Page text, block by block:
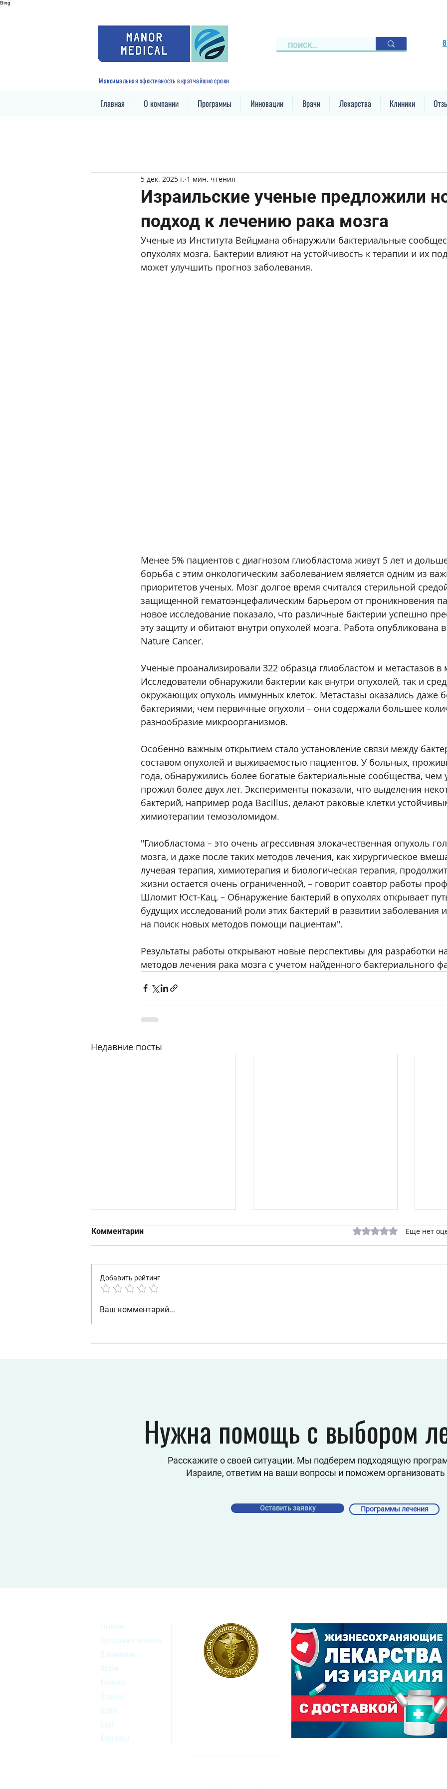
Bing
Максимальная эфективность в кратчайшие сроки
Главная О компании Программы Инновации Врачи Лекарства Клиники
Израильские ученые предложили
подход к лечению рака мозга
5 дек. 2025 г. 1 мин. чтения
Ученые из Института Вейцмана обнаружили бактериальные
опухолях мозга. Бактерии влияют на устойчивость к терапии и их
может улучшить прогноз заболевания.
Менее 5% пациентов с диагнозом глиобластома живут 5 лет и
борьба с этим онкологическим заболеванием является одним из
приоритетов ученых. Мозг долгое время считался стерильной
защищенной гематоэнцефалическим барьером от проникновения
новое исследование показало, что различные бактерии успешно
эту защиту и обитают внутри опухолей мозга. Работа опубликована
Nature Cancer.
Ученые проанализировали 322 образца глиобластом и метастазов в
Исследователи обнаружили бактерии как внутри опухолей, так и
окружающих опухоль иммунных клеток. Метастазы оказались даже
бактериями, чем первичные опухоли – они содержали большее
разнообразие микроорганизмов.
Особенно важным открытием стало установление связи между
составом опухолей и выживаемостью пациентов. У больных,
года, обнаружились более богатые бактериальные сообщества, чем
прожил более двух лет. Эксперименты показали, что выделения
бактерий, например рода Bacillus, делают раковые клетки
химиотерапии темозоломидом.
"Глиобластома – это очень агрессивная злокачественная опухоль
мозга, и даже после таких методов лечения, как хирургическое
лучевая терапия, химиотерапия и биологическая терапия,
жизни остается очень ограниченной, – говорит соавтор работы
Шломит Юст-Кац, – Обнаружение бактерий в опухолях открывает
будущих исследований роли этих бактерий в развитии заболевания
на поиск новых методов помощи пациентам".
Результаты работы открывают новые перспективы для разработки
методов лечения рака мозга с учетом найденного бактериального
Недавние посты
Почему гладкие
Комментарии Оценка: 0 из 5 звезд.
Еще нет
Добавить рейтинг
Ваш комментарий...
Нужна помощь с выбором
Расскажите о своей ситуации. Мы подберем подходящую
Израиле, ответим на ваши вопросы и поможем организовать
Оставить заявку Программы лечения
Главная
Программы лечения
О компании
Врачи
Клиники
Отзывы
Цены
Блог
Контакты